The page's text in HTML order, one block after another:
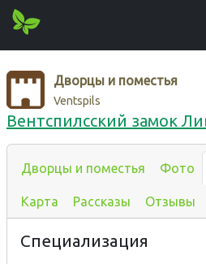
Дворцы и поместья
Ventspils
Вентспилсский замок
Дворцы и поместья Фото
Карта Рассказы Отзывы
Специализация